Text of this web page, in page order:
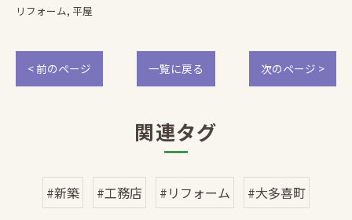
リフォーム 平屋
< 前のページ 一覧に戻る 次のページ >
関連タグ
#新築 #工務店 #リフォーム #大多喜町